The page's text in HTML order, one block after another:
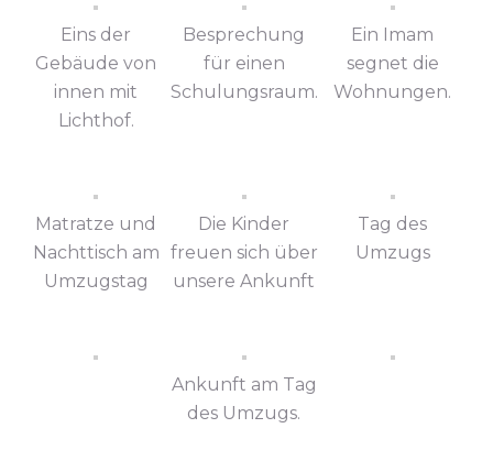
Eins der
Gebäude von
innen mit
Lichthof.
Besprechung
für einen
Schulungsraum.
Ein Imam
segnet die
Wohnungen.
Matratze und
Nachttisch am
Umzugstag
Die Kinder
freuen sich über
unsere Ankunft
Tag des
Umzugs
Ankunft am Tag
des Umzugs.